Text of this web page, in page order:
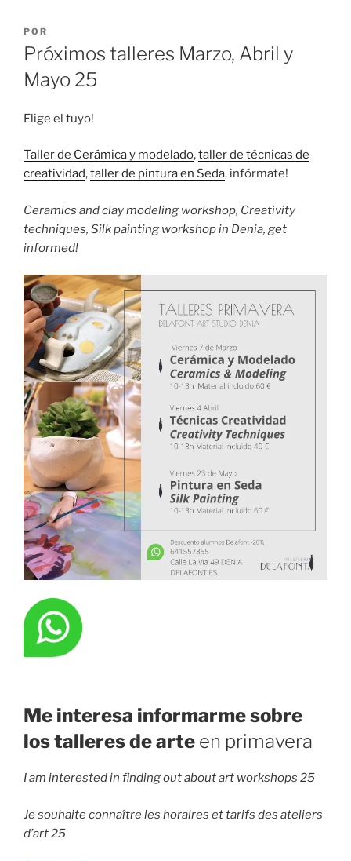
PUBLICADO
EL
POR
Próximos talleres Marzo, Abril y
Mayo 25
Elige el tuyo!
Taller de Cerámica y modelado,taller de técnicas de
creatividad,taller de pintura en Seda, infórmate!
Ceramics and clay modeling workshop, Creativity
techniques, Silk painting workshop in Denia, get
informed!
Me interesa informarme sobre
los talleresde arte en primavera
I am interested in finding out about art workshops 25
Je souhaite connaître les horaires et tarifs des ateliers
d’art 25